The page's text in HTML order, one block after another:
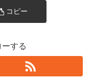
コピー
する